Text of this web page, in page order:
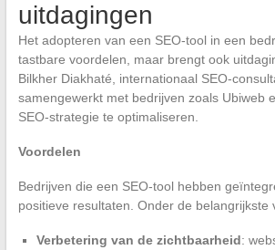
uitdagingen
Het adopteren van een SEO-tool in een
tastbare voordelen, maar brengt ook
Bilkher Diakhaté, internationaal SEO-
samengewerkt met bedrijven zoals Ubiweb
SEO-strategie te optimaliseren.
Voordelen
Bedrijven die een SEO-tool hebben
positieve resultaten. Onder de belangrijkste
Verbetering van de zichtbaarheid: